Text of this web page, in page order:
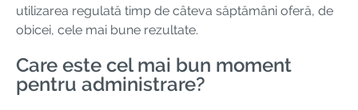
utilizarea regulată timp de câteva săptămâni oferă, de
obicei, cele mai bune rezultate.
Care este cel mai bun moment
pentru administrare?